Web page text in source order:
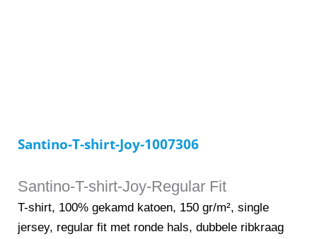
Santino-T-shirt-Joy-1007306
Santino-T-shirt-Joy-Regular Fit
T-shirt, 100% gekamd katoen, 150 gr/m², single
jersey, regular fit met ronde hals, dubbele ribkraag